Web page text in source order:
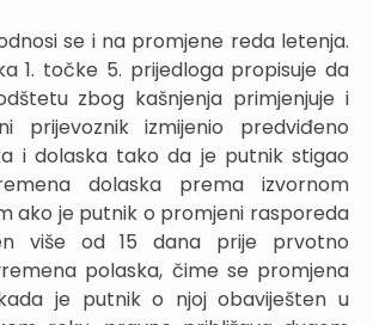
se i na promjene reda letenja.
1. točke 5. prijedloga propisuje da
zbog kašnjenja primjenjuje i
prijevoznik izmijenio predviđeno
i dolaska tako da je putnik stigao
dolaska prema izvornom
ako je putnik o promjeni rasporeda
više od 15 dana prije prvotno
polaska, čime se promjena
je putnik o njoj obaviješten u